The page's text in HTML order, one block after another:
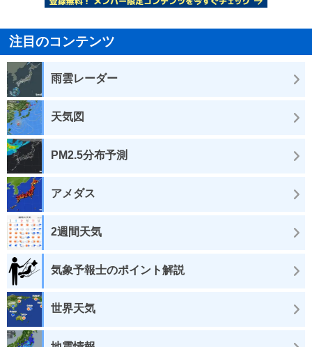
注目のコンテンツ
雨雲レーダー
天気図
PM2.5分布予測
アメダス
2週間天気
気象予報士のポイント解説
世界天気